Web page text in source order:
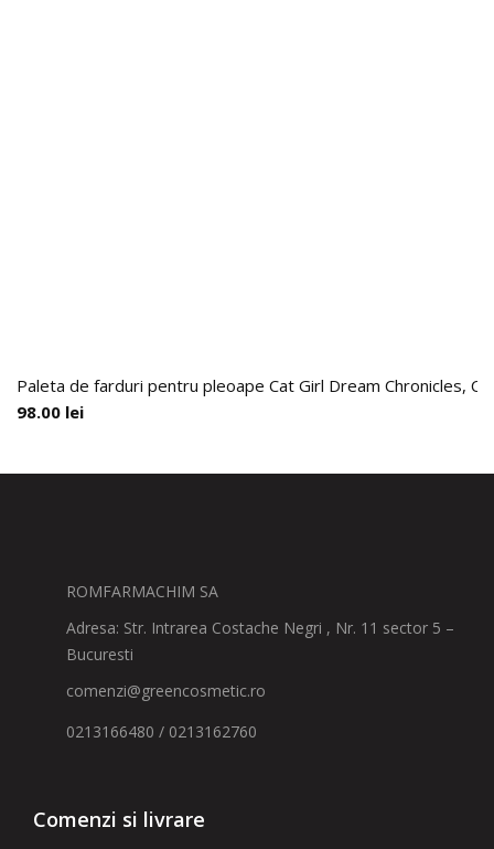
Paleta de farduri pentru pleoape Cat Girl Dream Chronicles,
98.00 lei
ROMFARMACHIM SA
Adresa: Str. Intrarea Costache Negri , Nr. 11 sector 5 –
Bucuresti
comenzi@greencosmetic.ro
0213166480 / 0213162760
Comenzi si livrare